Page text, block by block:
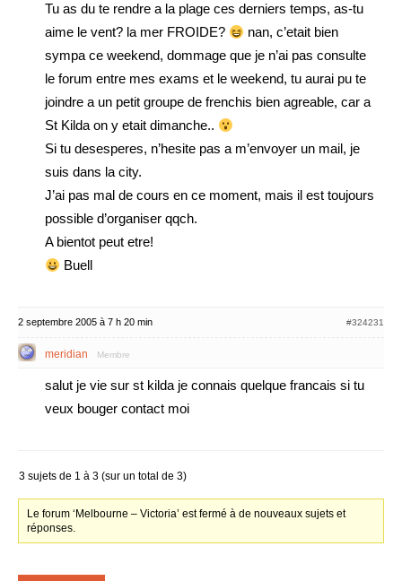
Tu as du te rendre a la plage ces derniers temps, as-tu
aime le vent? la mer FROIDE?
nan, c’etait bien
sympa ce weekend, dommage que je n’ai pas consulte
le forum entre mes exams et le weekend, tu aurai pu te
joindre a un petit groupe de frenchis bien agreable, car a
St Kilda on y etait dimanche..
Si tu desesperes, n’hesite pas a m’envoyer un mail, je
suis dans la city.
J’ai pas mal de cours en ce moment, mais il est toujours
possible d’organiser qqch.
A bientot peut etre!
Buell
2 septembre 2005 à 7 h 20 min #324231
meridian Membre
salut je vie sur st kilda je connais quelque francais si tu
veux bouger contact moi
3 sujets de 1 à 3 (sur un total de 3)
Le forum ‘Melbourne – Victoria’ est fermé à de nouveaux sujets et
réponses.